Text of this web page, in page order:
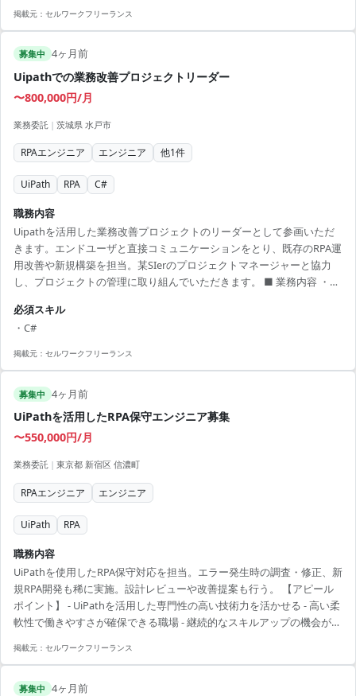
ートワークで柔軟な働き方が可能 ・募集人数が少数のため、主体的に
掲載元： セルワークフリーランス
募集中 4ヶ月前
Uipathでの業務改善プロジェクトリーダー
〜800,000円/月
業務委託 | 茨城県 水戸市
RPAエンジニア エンジニア 他1件
UiPath RPA C#
職務内容
Uipathを活用した業務改善プロジェクトのリーダーとして参画いただ
きます。エンドユーザと直接コミュニケーションをとり、既存のRPA運
用改善や新規構築を担当。某SIerのプロジェクトマネージャーと協力
し、プロジェクトの管理に取り組んでいただきます。 ■ 業務内容 ・
の調整 ・新規RPAの構築 ・SIerPMとの協力によるプロジェクト管理
【アピールポイント】 ・エンドユーザとの直接コミュニケーションで
改善提案が可能 ・大規模プロジェクトの一環で経験を積める ・柔軟な
必須スキル
・C#
掲載元： セルワークフリーランス
募集中 4ヶ月前
UiPathを活用したRPA保守エンジニア募集
〜550,000円/月
業務委託 | 東京都 新宿区 信濃町
RPAエンジニア エンジニア
UiPath RPA
職務内容
UiPathを使用したRPA保守対応を担当。エラー発生時の調査・修正、新
規RPA開発も稀に実施。設計レビューや改善提案も行う。 【アピール
ポイント】 - UiPathを活用した専門性の高い技術力を活かせる - 高い柔
軟性で働きやすさが確保できる職場 - 継続的なスキルアップの機会が豊
掲載元： セルワークフリーランス
募集中 4ヶ月前